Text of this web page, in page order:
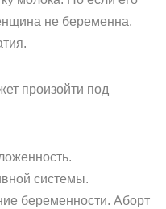
не беременна,
произойти под
системы.
беременности. Аборт